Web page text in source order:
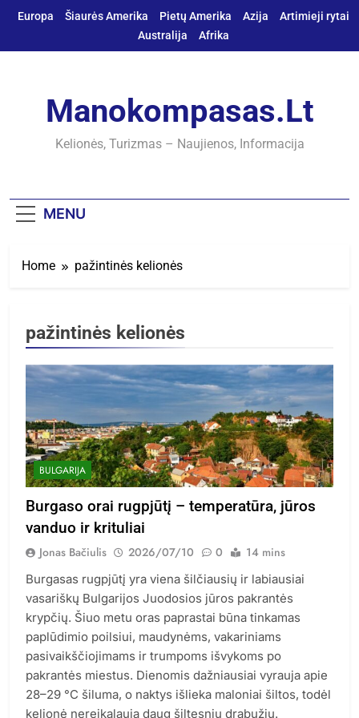
SkipEuropa Šiaurės Amerika Pietų Amerika Azija
Artimieji rytai
Australija
Afrika
Manokompasas.lt
Kelionės, Turizmas – Naujienos, Informacija
MENU
Home pažintinės kelionės
pažintinės kelionės
BULGARIJA
Burgaso orai rugpjūtį – temperatūra, jūros
vanduo ir krituliai
Jonas Bačiulis 2026/07/10 0 14 mins
Burgasas rugpjūtį yra viena šilčiausių ir labiausiai
vasariškų Bulgarijos Juodosios jūros pakrantės
krypčių. Šiuo metu oras paprastai būna tinkamas
paplūdimio poilsiui, maudynėms, vakariniams
pasivaikščiojimams ir trumpoms išvykoms po
pakrantės miestus. Dienomis dažniausiai vyrauja apie
28–29 °C šiluma, o naktys išlieka maloniai šiltos, todėl
kelionė nereikalauja daug šiltesnių drabužių.